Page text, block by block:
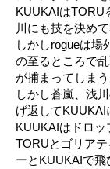
KUUKAIはTORU
川にも技を決め
しかしrogueは場
の至るところで
が捕まってしまう
しかし蒼嵐、浅
げ返してKUUKAI
KUUKAIはドロッ
TORUとゴリア
ーとKUUKAIで飛